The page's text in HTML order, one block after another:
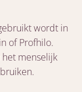
wordt in
of Profhilo.
het menselijk